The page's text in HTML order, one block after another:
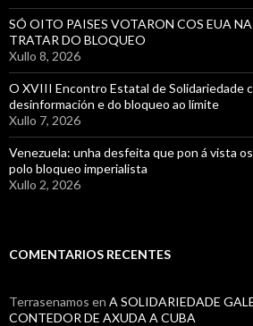
SÓ OITO PAISES VOTARON COS EUA
TRATAR DO BLOQUEO
Xullo 8, 2026
O XVIII Encontro Estatal de Solidariedade
desinformación e do bloqueo ao límite
Xullo 7, 2026
Venezuela: unha desfeita que pon á vista
polo bloqueo imperialista
Xullo 2, 2026
COMENTARIOS RECENTES
Terrasenamos en A SOLIDARIEDADE
CONTEDOR DE AXUDA A CUBA